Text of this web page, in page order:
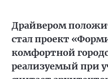
Драйвером
стал проект
комфортной
реализуемый при